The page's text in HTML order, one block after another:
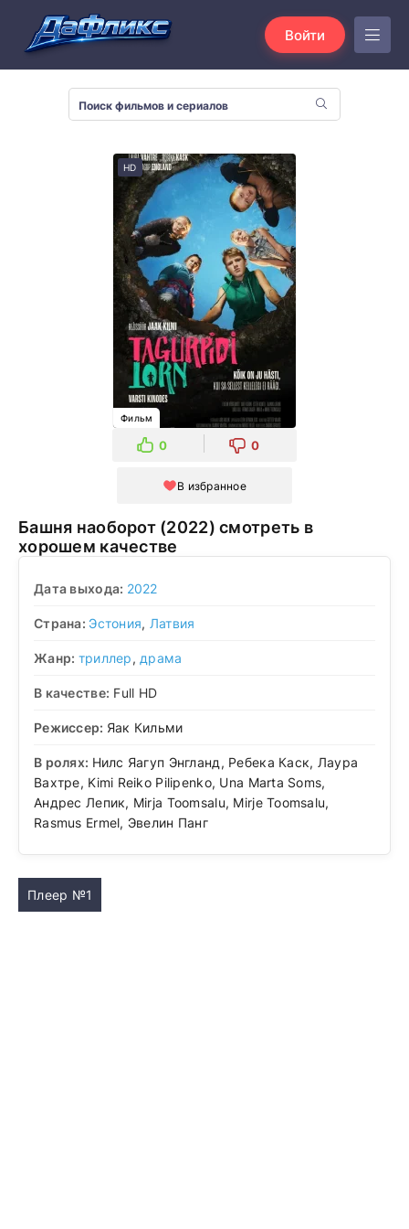
Войти
HD
Фильм
0 0
В избранное
Башня наоборот (2022) смотреть в
хорошем качестве
Дата выхода: 2022
Страна: Эстония, Латвия
Жанр: триллер, драма
В качестве: Full HD
Режиссер: Яак Кильми
В ролях: Нилс Яагуп Энгланд, Ребека Каск, Лаура
Вахтре, Kimi Reiko Pilipenko, Una Marta Soms,
Андрес Лепик, Mirja Toomsalu, Mirje Toomsalu,
Rasmus Ermel, Эвелин Панг
Плеер №1